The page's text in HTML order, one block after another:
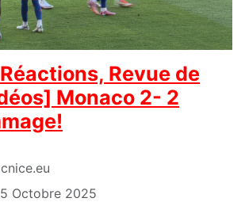
Revue de
Monaco 2- 2
Octobre 2025